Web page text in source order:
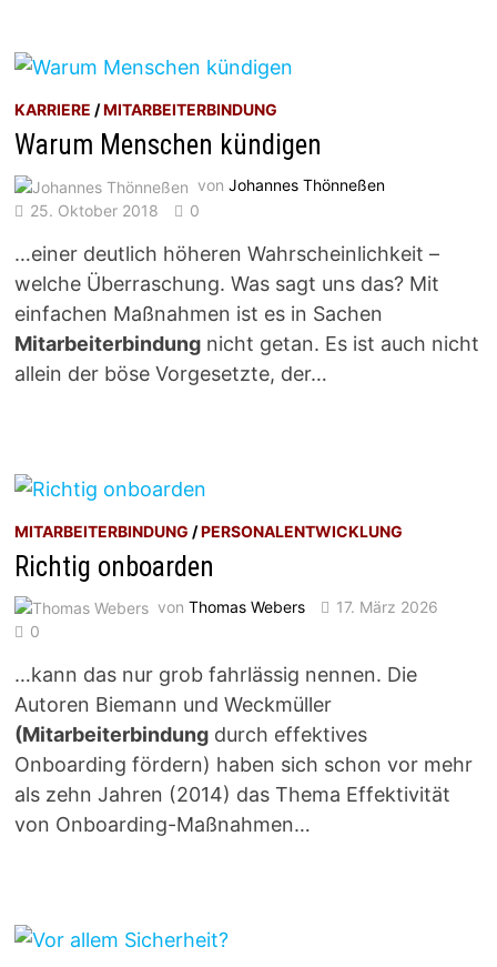
KARRIERE /MITARBEITERBINDUNG
Warum Menschen kündigen
vonJohannes Thönneßen
25. Oktober 2018
0
…einer deutlich höheren Wahrscheinlichkeit –
welche Überraschung. Was sagt uns das? Mit
einfachen Maßnahmen ist es in Sachen
Mitarbeiterbindung nicht getan. Es ist auch nicht
allein der böse Vorgesetzte, der…
MITARBEITERBINDUNG /PERSONALENTWICKLUNG
Richtig onboarden
vonThomas Webers
17. März 2026
0
…kann das nur grob fahrlässig nennen. Die
Autoren Biemann und Weckmüller
(Mitarbeiterbindung durch effektives
Onboarding fördern) haben sich schon vor mehr
als zehn Jahren (2014) das Thema Effektivität
von Onboarding-Maßnahmen…